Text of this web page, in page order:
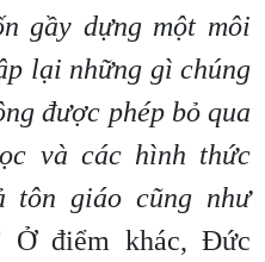
gầy dựng một môi
lại những gì chúng
được phép bỏ qua
và các hình thức
tôn giáo cũng như
Ở điểm khác, Đức